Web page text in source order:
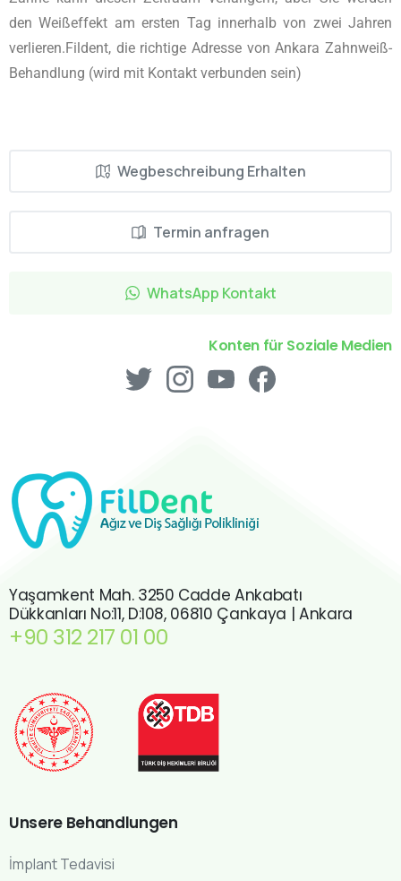
den Weißeffekt am ersten Tag innerhalb von zwei Jahren
verlieren.Fildent, die richtige Adresse von Ankara Zahnweiß-
Behandlung (wird mit Kontakt verbunden sein)
Wegbeschreibung Erhalten
Termin anfragen
WhatsApp Kontakt
Konten für Soziale Medien
Yaşamkent Mah. 3250 Cadde Ankabatı
Dükkanları No:11, D:108, 06810 Çankaya | Ankara
+90 312 217 01 00
Unsere Behandlungen
İmplant Tedavisi